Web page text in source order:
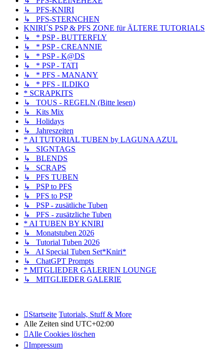
↳ PFS-KNIRI
↳ PFS-STERNCHEN
KNIRI´S PSP & PFS ZONE für ÄLTERE TUTORIALS
↳ * PSP - BUTTERFLY
↳ * PSP - CREANNIE
↳ * PSP - K@DS
↳ * PSP - TATI
↳ * PFS - MANANY
↳ * PFS - ILDIKO
* SCRAPKITS
↳ TOUS - REGELN (Bitte lesen)
↳ Kits Mix
↳ Holidays
↳ Jahreszeiten
* AI TUTORIAL TUBEN by LAGUNA AZUL
↳ SIGNTAGS
↳ BLENDS
↳ SCRAPS
↳ PFS TUBEN
↳ PSP to PFS
↳ PFS to PSP
↳ PSP - zusätliche Tuben
↳ PFS - zusätzliche Tuben
* AI TUBEN BY KNIRI
↳ Monatstuben 2026
↳ Tutorial Tuben 2026
↳ AI Special Tuben Set*Kniri*
↳ ChatGPT Prompts
* MITGLIEDER GALERIEN LOUNGE
↳ MITGLIEDER GALERIE
Startseite Tutorials, Stuff & More
Alle Zeiten sind UTC+02:00
Alle Cookies löschen
Impressum